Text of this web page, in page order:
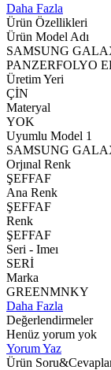
Daha Fazla
Ürün Özellikleri
Ürün Model Adı
SAMSUNG
PANZERFOLYO
Üretim Yeri
ÇİN
Materyal
YOK
Uyumlu Model 1
SAMSUNG
Orjınal Renk
ŞEFFAF
Ana Renk
ŞEFFAF
Renk
ŞEFFAF
Seri - Imeı
SERİ
Marka
GREENMNKY
Daha Fazla
Değerlendirmeler
Henüz yorum yok
Yorum Yaz
Ürün